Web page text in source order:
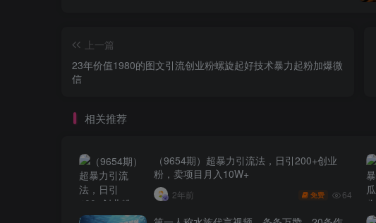
上一篇
23年价值1980的图文引流创业粉螺旋起好技术暴力起粉加爆微
信
相关推荐
（9654期）超暴力引流法，日引200+创业
粉，卖项目月入10W+
2年前 免费 64